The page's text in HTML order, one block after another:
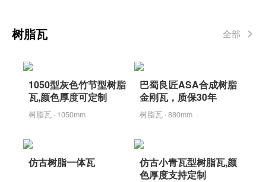
树脂瓦 全部
1050型灰色竹节型树脂
瓦,颜色厚度可定制
树脂瓦 · 1050mm
巴蜀良匠ASA合成树脂
金刚瓦，质保30年
树脂瓦 · 880mm
仿古树脂一体瓦
仿古小青瓦型树脂瓦,颜
色厚度支持定制